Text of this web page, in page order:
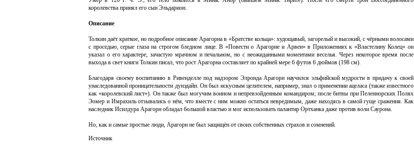
королевства принял его сын Эльдарион.
Описание
Толкин даёт краткое, но подробное описание Арагорна в «Братстве кольца»: худощавый, загорелый и высокий, с чёрными волосами
с проседью, серые глаза на строгом бледном лице. В «Повести о Арагорне и Арвен» в Приложениях к «Властелину Колец» он
указал о его характере, зачастую мрачном и печальном, но с неожиданными моментами веселья. Через некоторое время после
выхода в свет книги Толкин писал, что рост Арагорна составляет по крайней мере 6 футов 6 дюймов (198 см).
Благодаря своему воспитанию в Ривенделле под надзором Элронда Арагорн научился эльфийской мудрости в придачу к своей
унаследованной проницательности дунэдайн. Он был искусным целителем, например, знал о применении ацеласа (также известного
как «королевский лист»). Он также был могучим воином и непревзойденным командиром; после битвы при Пеленнорских Полях
Эомер и Имрахиль отзывались о нём, что вместе с ним можно остаться невредимым, даже находясь в самой гуще сражения. Как
наследник Исилдура Арагорн обладал большой властью и мог использовать палантир Ортханка даже против воли Саурона.
Но, как и самые простые люди, Арагорн не был защищён от своих собственных страхов и сомнений.
Источник